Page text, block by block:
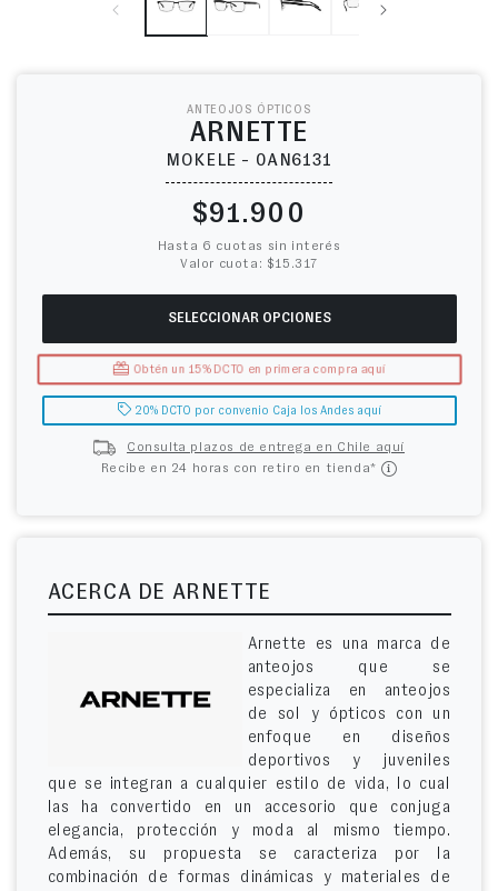
ANTEOJOS ÓPTICOS
ARNETTE
MOKELE - 0AN6131
Precio habitual
$91.900
Hasta 6 cuotas sin interés
Valor cuota: $15.317
SELECCIONAR OPCIONES
Obtén un 15% DCTO en primera compra aquí
20% DCTO por convenio Caja los Andes aquí
Consulta plazos de entrega en Chile aquí
Recibe en 24 horas con retiro en tienda*
ACERCA DE ARNETTE
Arnette es una marca de
anteojos que se
especializa en anteojos
de sol y ópticos con un
enfoque en diseños
deportivos y juveniles
que se integran a cualquier estilo de vida, lo cual
las ha convertido en un accesorio que conjuga
elegancia, protección y moda al mismo tiempo.
Además, su propuesta se caracteriza por la
combinación de formas dinámicas y materiales de